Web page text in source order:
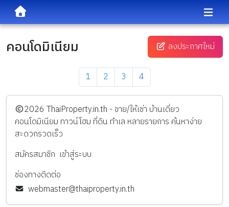
คอนโดมิเนียม ลงประกาศใหม่
1 2 3 4
️2026 ThaiProperty.in.th - ขาย/ให้เช่า บ้านเดี่ยว
คอนโดมิเนียม ทาวน์โฮม ที่ดิน ทำเล หลายรายการ ค้นหาง่าย
สะดวกรวดเร็ว
สมัครสมาชิก เข้าสู่ระบบ
ช่องทางติดต่อ
webmaster@thaiproperty.in.th